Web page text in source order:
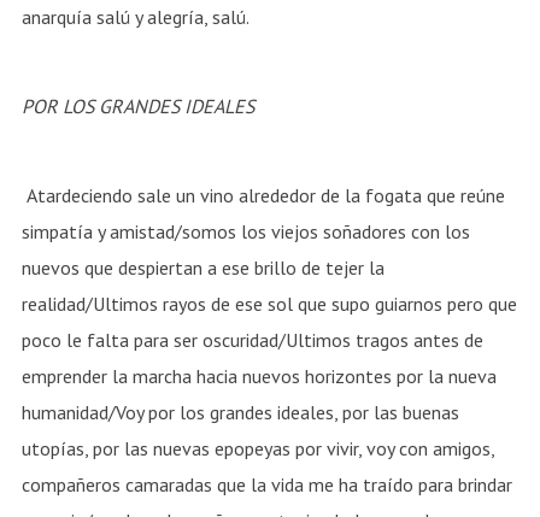
anarquía salú y alegría, salú.
POR LOS GRANDES IDEALES
Atardeciendo sale un vino alrededor de la fogata que reúne
simpatía y amistad/somos los viejos soñadores con los
nuevos que despiertan a ese brillo de tejer la
realidad/Ultimos rayos de ese sol que supo guiarnos pero que
poco le falta para ser oscuridad/Ultimos tragos antes de
emprender la marcha hacia nuevos horizontes por la nueva
humanidad/Voy por los grandes ideales, por las buenas
utopías, por las nuevas epopeyas por vivir, voy con amigos,
compañeros camaradas que la vida me ha traído para brindar